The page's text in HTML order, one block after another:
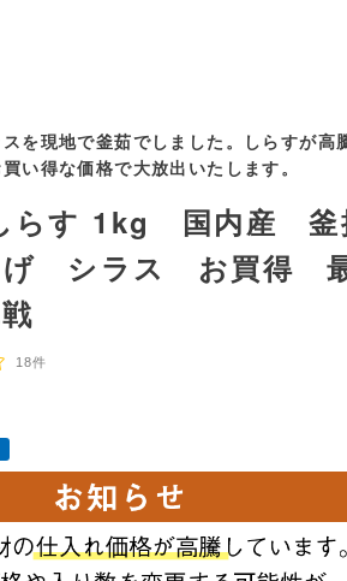
を現地で釜茹でしました。しらすが高
い得な価格で大放出いたします。
らす 1kg 国内産 釜
シラス お買得
18件